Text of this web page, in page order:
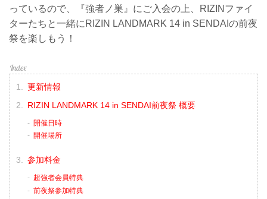
っているので、『強者ノ巣』にご入会の上、RIZINファイ
ターたちと一緒にRIZIN LANDMARK 14 in SENDAIの前夜
祭を楽しもう！
更新情報
RIZIN LANDMARK 14 in SENDAI前夜祭 概要
開催日時
開催場所
参加料金
超強者会員特典
前夜祭参加特典